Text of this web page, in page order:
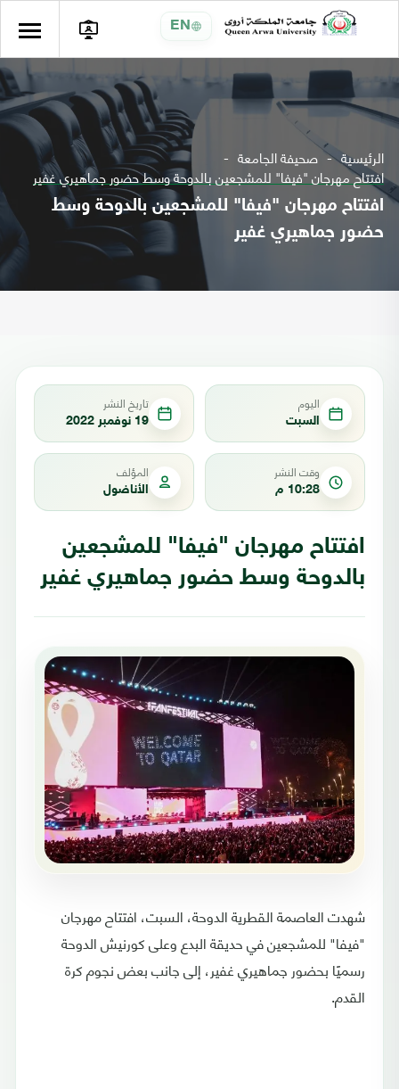
EN
الرئيسية صحيفة الجامعة
افتتاح مهرجان "فيفا" للمشجعين بالدوحة وسط حضور جماهيري غفير
افتتاح مهرجان "فيفا" للمشجعين بالدوحة وسط
حضور جماهيري غفير
اليوم
السبت
تاريخ النشر
19 نوفمبر 2022
وقت النشر
10:28 م
المؤلف
الأناضول
افتتاح مهرجان "فيفا" للمشجعين
بالدوحة وسط حضور جماهيري غفير
شهدت العاصمة القطرية الدوحة، السبت، افتتاح مهرجان
"فيفا" للمشجعين في حديقة البدع وعلى كورنيش الدوحة
رسميًا بحضور جماهيري غفير، إلى جانب بعض نجوم كرة
القدم.